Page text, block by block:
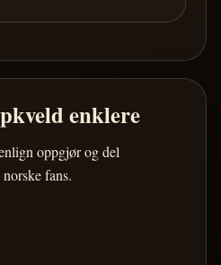
enklere
oppgjør og del
fans.